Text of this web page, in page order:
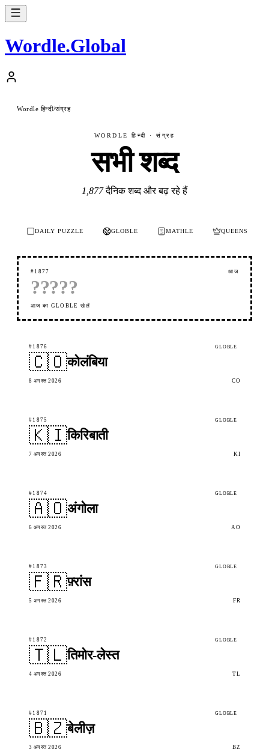
Wordle.Global
Wordle हिन्दी/संग्रह
WORDLE हिन्दी · संग्रह
सभी शब्द
1,877दैनिक शब्द और बढ़ रहे हैं
DAILY PUZZLE GLOBLE MATHLE QUEENS
#1877 आज
?????
आज का GLOBLE खेलें
#1876 GLOBLE
🇨🇴कोलंबिया
8 अगस्त 2026 CO
#1875 GLOBLE
🇰🇮किरिबाती
7 अगस्त 2026 KI
#1874 GLOBLE
🇦🇴अंगोला
6 अगस्त 2026 AO
#1873 GLOBLE
🇫🇷फ़्रांस
5 अगस्त 2026 FR
#1872 GLOBLE
🇹🇱तिमोर-लेस्त
4 अगस्त 2026 TL
#1871 GLOBLE
🇧🇿बेलीज़
3 अगस्त 2026 BZ